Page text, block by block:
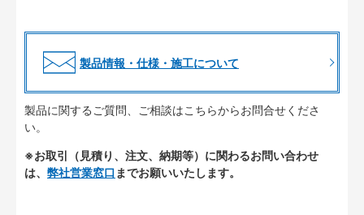
製品情報・仕様・施工について
製品に関するご質問、ご相談はこちらからお問合せくださ
い。
※お取引（見積り、注文、納期等）に関わるお問い合わせ
は、 弊社営業窓口 までお願いいたします。